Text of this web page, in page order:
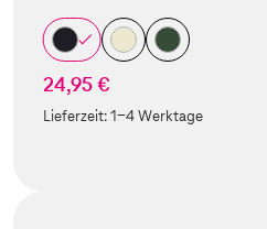
24,95 €
Lieferzeit:1-4 Werktage